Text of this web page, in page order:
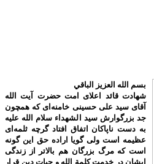
بسم الله العزیز الباقي
شهادت قائد اعلای امت حضرت آیت الله
آقای سید علی حسینی خامنه‌ای که همچون
جد بزرگوارش سید الشهداء سلام الله علیه
به دست ناپاکان اتفاق افتاد گرچه ثلمه‌ای
عظیمه است ولی گویا اراده حق این گونه
است که مرگ بزرگان هم بالاتر از زندگی
ایشان در خدمت کلمة الله و حیات دین قرار